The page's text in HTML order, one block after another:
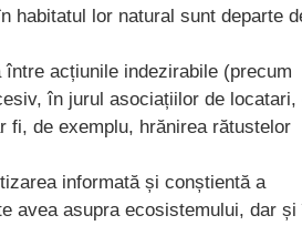
habitatul lor natural sunt departe
acțiunile indezirabile (precum
în jurul asociațiilor de locatari,
fi, de exemplu, hrănirea rătustelor
informată și conștientă a
avea asupra ecosistemului, dar și